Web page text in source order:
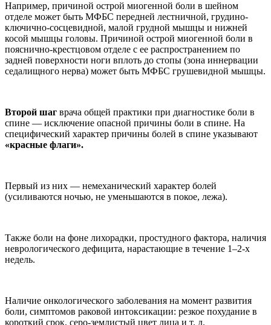
Например, причиной острой мио­генной боли в шейном
отделе может быть МФБС передней лестничной, грудино-
ключично-сосцевидной, малой грудной мышцы и нижней
косой мышцы головы. Причиной острой миогенной боли в
пояснич­но-крестцовом отделе с ее распро­странением по
задней поверхности ноги вплоть до стопы (зона иннерва­ции
седалищного нерва) может быть МФБС грушевидной мышцы.
Второй шаг врача общей практики при диагностике боли в
спине — исключе­ние опасной причины боли в спине. На
специфический характер причины болей в спине указывают
«красные флаги».
Первый из них — не­механический характер бо­лей
(усиливаются ночью, не уменьшаются в покое, лежа).
Также боли на фоне ли­хорадки, простудного факто­ра, наличия
неврологическо­го дефицита, нарастающие в течение 1–2-х
недель.
Наличие онкологиче­ского заболевания на мо­мент развития
боли, симпто­мов раковой интоксикации: резкое похудание в
корот­кий срок, серо-землистый цвет лица и т. д.